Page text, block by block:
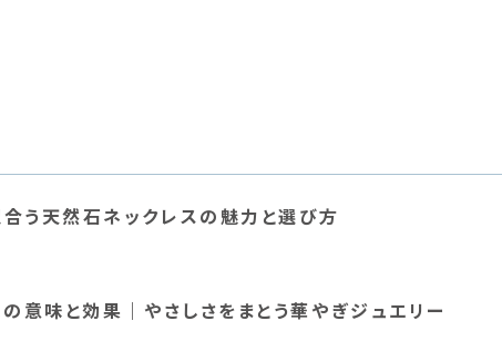
う天然石ネックレスの魅力と選び方
意味と効果｜やさしさをまとう華やぎジュエリー